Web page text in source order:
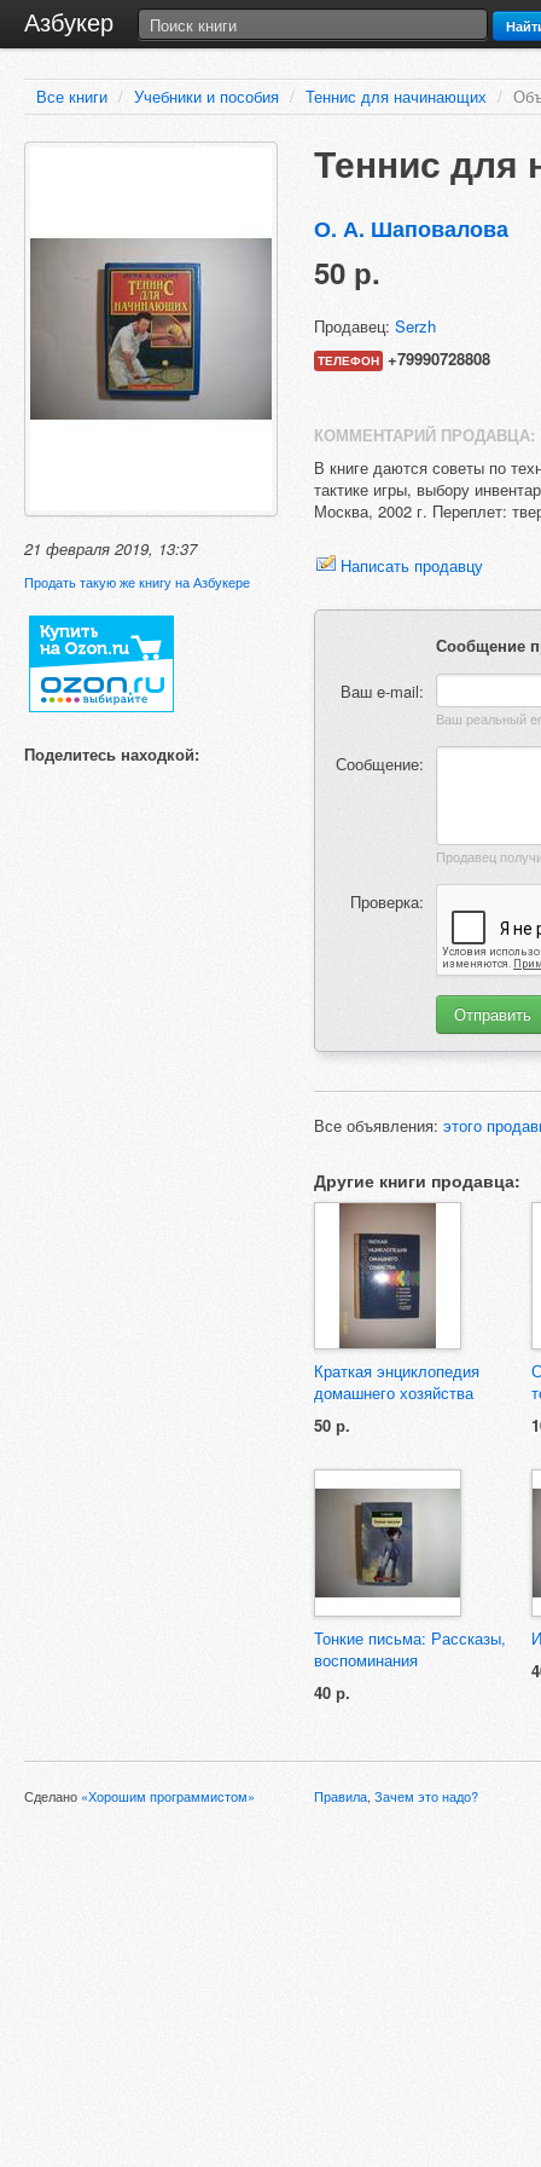
Азбукер
Все книги / Учебники и пособия / Теннис для начинающих /
21 февраля 2019, 13:37
Продать такую же книгу на Азбукере
Поделитесь находкой:
Теннис для
О. А. Шаповалова
50 р.
Продавец: Serzh
ТЕЛЕФОН +79990728808
КОММЕНТАРИЙ ПРОДАВЦА:
В книге даются советы по
тактике игры, выбору
Москва, 2002 г. Переплет:
Написать продавцу
Сообщение
Ваш e-mail:
Сообщение:
Проверка:
Все объявления: этого
Другие книги продавца:
Краткая энциклопедия
домашнего хозяйства
50 р.
Тонкие письма: Рассказы,
воспоминания
40 р.
Сделано «Хорошим программистом» Правила, Зачем это надо?